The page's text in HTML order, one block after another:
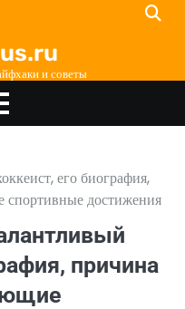
и советы
его биография,
спортивные достижения
причина